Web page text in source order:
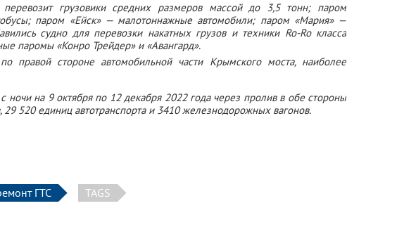
грузовики средних размеров массой до 3,5 тонн; паром
паром «Ейск» — малотоннажные автомобили; паром «Мария» —
судно для перевозки накатных грузов и техники Ro-Ro класса
паромы «Конро Трейдер» и «Авангард».
правой стороне автомобильной части Крымского моста, наиболее
ночи на 9 октября по 12 декабря 2022 года через пролив в обе стороны
520 единиц автотранспорта и 3410 железнодорожных вагонов.
ГТС TAGS